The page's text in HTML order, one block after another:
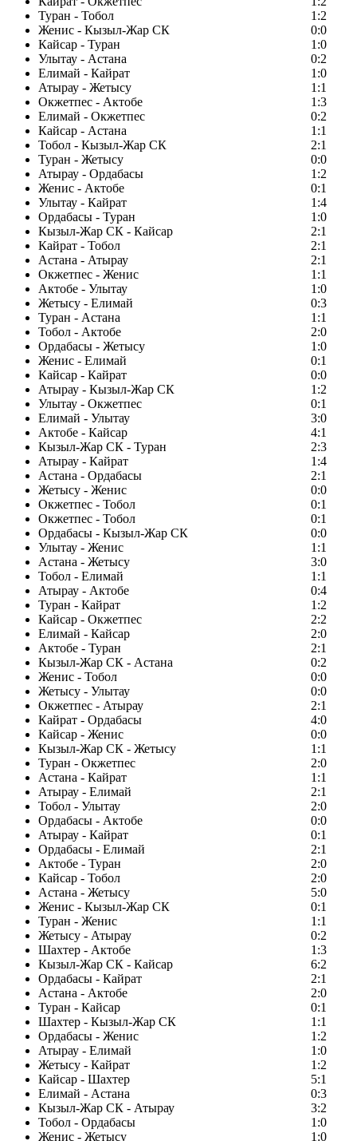
Туран - Тобол
1:2
Женис - Кызыл-Жар СК
0:0
Кайсар - Туран
1:0
Улытау - Астана
0:2
Елимай - Кайрат
1:0
Атырау - Жетысу
1:1
Окжетпес - Актобе
1:3
Елимай - Окжетпес
0:2
Кайсар - Астана
1:1
Тобол - Кызыл-Жар СК
2:1
Туран - Жетысу
0:0
Атырау - Ордабасы
1:2
Женис - Актобе
0:1
Улытау - Кайрат
1:4
Ордабасы - Туран
1:0
Кызыл-Жар СК - Кайсар
2:1
Кайрат - Тобол
2:1
Астана - Атырау
2:1
Окжетпес - Женис
1:1
Актобе - Улытау
1:0
Жетысу - Елимай
0:3
Туран - Астана
1:1
Тобол - Актобе
2:0
Ордабасы - Жетысу
1:0
Женис - Елимай
0:1
Кайсар - Кайрат
0:0
Атырау - Кызыл-Жар СК
1:2
Улытау - Окжетпес
0:1
Елимай - Улытау
3:0
Актобе - Кайсар
4:1
Кызыл-Жар СК - Туран
2:3
Атырау - Кайрат
1:4
Астана - Ордабасы
2:1
Жетысу - Женис
0:0
Окжетпес - Тобол
0:1
Окжетпес - Тобол
0:1
Ордабасы - Кызыл-Жар СК
0:0
Улытау - Женис
1:1
Астана - Жетысу
3:0
Тобол - Елимай
1:1
Атырау - Актобе
0:4
Туран - Кайрат
1:2
Кайсар - Окжетпес
2:2
Елимай - Кайсар
2:0
Актобе - Туран
2:1
Кызыл-Жар СК - Астана
0:2
Женис - Тобол
0:0
Жетысу - Улытау
0:0
Окжетпес - Атырау
2:1
Кайрат - Ордабасы
4:0
Кайсар - Женис
0:0
Кызыл-Жар СК - Жетысу
1:1
Туран - Окжетпес
2:0
Астана - Кайрат
1:1
Атырау - Елимай
2:1
Тобол - Улытау
2:0
Ордабасы - Актобе
0:0
Атырау - Кайрат
0:1
Ордабасы - Елимай
2:1
Актобе - Туран
2:0
Кайсар - Тобол
2:0
Астана - Жетысу
5:0
Женис - Кызыл-Жар СК
0:1
Туран - Женис
1:1
Жетысу - Атырау
0:2
Шахтер - Актобе
1:3
Кызыл-Жар СК - Кайсар
6:2
Ордабасы - Кайрат
2:1
Астана - Актобе
2:0
Туран - Кайсар
0:1
Шахтер - Кызыл-Жар СК
1:1
Ордабасы - Женис
1:2
Атырау - Елимай
1:0
Жетысу - Кайрат
1:2
Кайсар - Шахтер
5:1
Елимай - Астана
0:3
Кызыл-Жар СК - Атырау
3:2
Тобол - Ордабасы
1:0
Женис - Жетысу
1:0